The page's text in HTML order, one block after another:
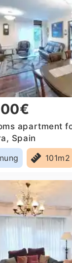
apartment
Spain
101m2